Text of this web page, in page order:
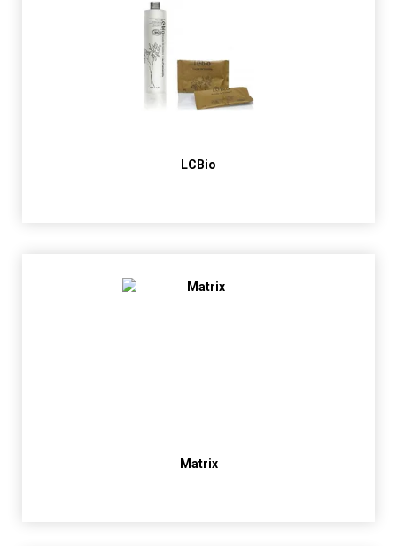
LCBio
Matrix